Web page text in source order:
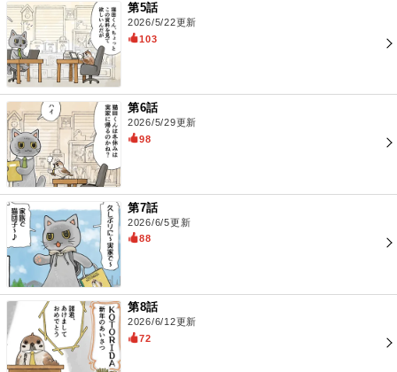
第5話
2026/5/22更新
103
第6話
2026/5/29更新
98
第7話
2026/6/5更新
88
第8話
2026/6/12更新
72